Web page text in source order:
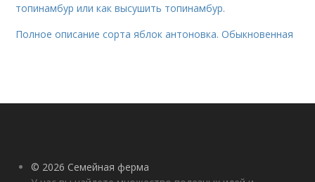
топинамбур или как высушить топинамбур.
Полное описание сорта яблок антоновка. Обыкновенная
© 2026 Семейная ферма